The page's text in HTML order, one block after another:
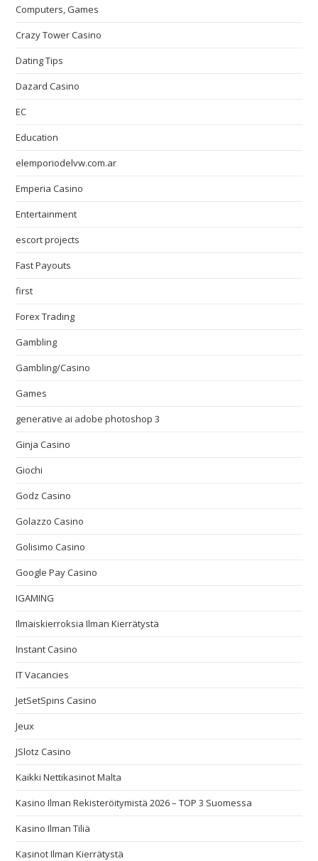
Computers, Games
Crazy Tower Сasino
Dating Tips
Dazard Casino
EC
Education
elemporiodelvw.com.ar
Emperia Casino
Entertainment
escort projects
Fast Payouts
first
Forex Trading
Gambling
Gambling/Casino
Games
generative ai adobe photoshop 3
Ginja Casino
Giochi
Godz Casino
Golazzo Casino
Golisimo Casino
Google Pay Casino
IGAMING
Ilmaiskierroksia Ilman Kierrätystä
Instant Casino
IT Vacancies
JetSetSpins Casino
Jeux
JSlotz Casino
Kaikki Nettikasinot Malta
Kasino Ilman Rekisteröitymistä 2026 – TOP 3 Suomessa
Kasino Ilman Tiliä
Kasinot Ilman Kierrätystä